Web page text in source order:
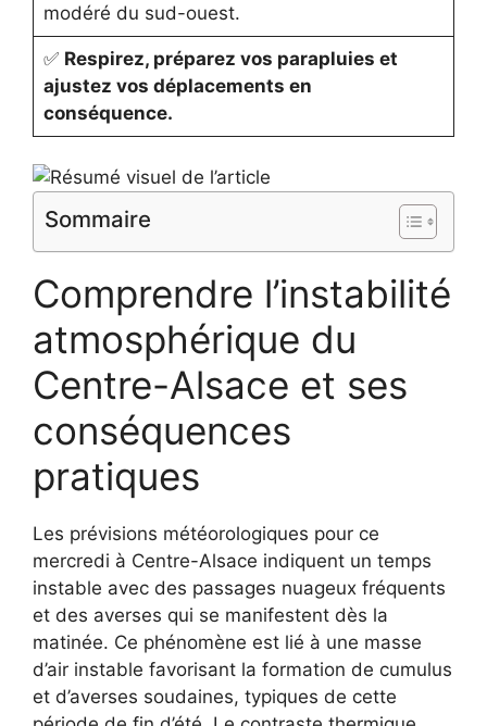
modéré du sud-ouest.
✅ Respirez, préparez vos parapluies et
ajustez vos déplacements en
conséquence.
Sommaire
Comprendre l’instabilité
atmosphérique du
Centre-Alsace et ses
conséquences
pratiques
Les prévisions météorologiques pour ce
mercredi à Centre-Alsace indiquent un temps
instable avec des passages nuageux fréquents
et des averses qui se manifestent dès la
matinée. Ce phénomène est lié à une masse
d’air instable favorisant la formation de cumulus
et d’averses soudaines, typiques de cette